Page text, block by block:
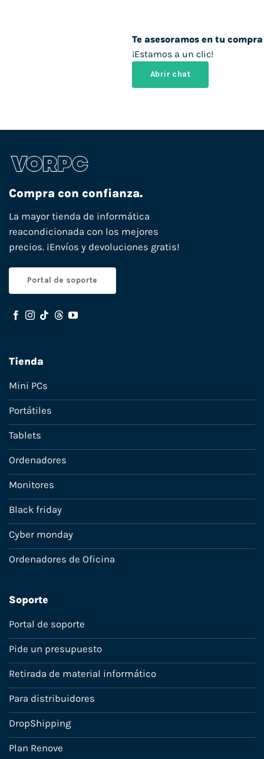
Te asesoramos en tu compra
¡Estamos a un clic!
Abrir chat
Compra con confianza.
La mayor tienda de informática
reacondicionada con los mejores
precios. ¡Envíos y devoluciones gratis!
Portal de soporte
Tienda
Mini PCs
Portátiles
Tablets
Ordenadores
Monitores
Black friday
Cyber monday
Ordenadores de Oficina
Soporte
Portal de soporte
Pide un presupuesto
Retirada de material informático
Para distribuidores
DropShipping
Plan Renove